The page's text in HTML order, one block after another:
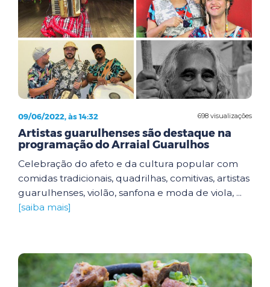
698 visualizações
09/06/2022, às 14:32
Artistas guarulhenses são destaque na
programação do Arraial Guarulhos
Celebração do afeto e da cultura popular com
comidas tradicionais, quadrilhas, comitivas, artistas
guarulhenses, violão, sanfona e moda de viola, ...
[saiba mais]